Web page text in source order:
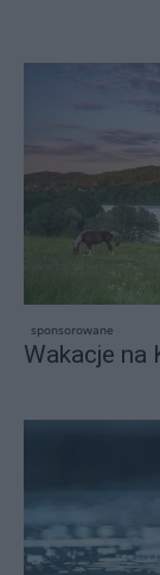
sponsorowane
Wakacje na